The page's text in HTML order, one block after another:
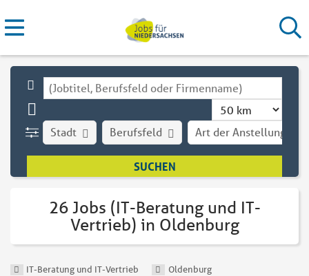
Stadt Art der Anstellung
Berufsfeld
26 Jobs (IT-Beratung und IT-
Vertrieb) in Oldenburg
IT-Beratung und IT-Vertrieb Oldenburg